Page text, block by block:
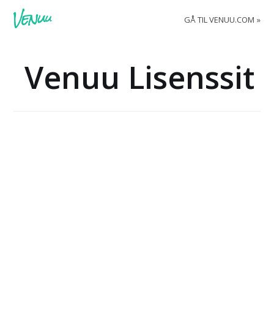
GÅ TIL VENUU.COM
Venuu Lisenssit